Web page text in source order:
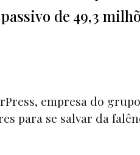
de 49,3
empresa do
para se salvar da